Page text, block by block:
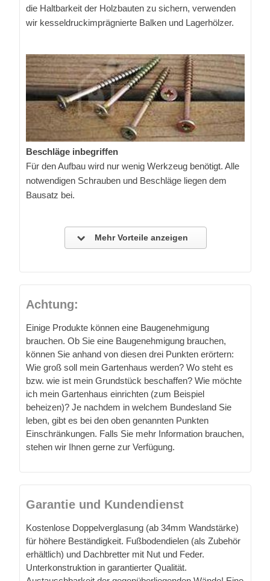
die Haltbarkeit der Holzbauten zu sichern, verwenden
wir kesseldruckimprägnierte Balken und Lagerhölzer.
Beschläge inbegriffen
Für den Aufbau wird nur wenig Werkzeug benötigt. Alle
notwendigen Schrauben und Beschläge liegen dem
Bausatz bei.
Mehr Vorteile anzeigen
Achtung:
Einige Produkte können eine Baugenehmigung
brauchen. Ob Sie eine Baugenehmigung brauchen,
können Sie anhand von diesen drei Punkten erörtern:
Wie groß soll mein Gartenhaus werden? Wo steht es
bzw. wie ist mein Grundstück beschaffen? Wie möchte
ich mein Gartenhaus einrichten (zum Beispiel
beheizen)? Je nachdem in welchem Bundesland Sie
leben, gibt es bei den oben genannten Punkten
Einschränkungen. Falls Sie mehr Information brauchen,
stehen wir Ihnen gerne zur Verfügung.
Garantie und Kundendienst
Kostenlose Doppelverglasung (ab 34mm Wandstärke)
für höhere Beständigkeit. Fußbodendielen (als Zubehör
erhältlich) und Dachbretter mit Nut und Feder.
Unterkonstruktion in garantierter Qualität.